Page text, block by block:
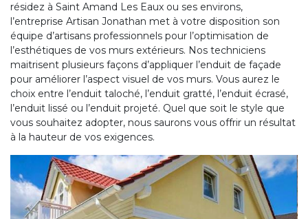
résidez à Saint Amand Les Eaux ou ses environs,
l’entreprise Artisan Jonathan met à votre disposition son
équipe d’artisans professionnels pour l’optimisation de
l’esthétiques de vos murs extérieurs. Nos techniciens
maitrisent plusieurs façons d’appliquer l’enduit de façade
pour améliorer l’aspect visuel de vos murs. Vous aurez le
choix entre l’enduit taloché, l’enduit gratté, l’enduit écrasé,
l’enduit lissé ou l’enduit projeté. Quel que soit le style que
vous souhaitez adopter, nous saurons vous offrir un résultat
à la hauteur de vos exigences.